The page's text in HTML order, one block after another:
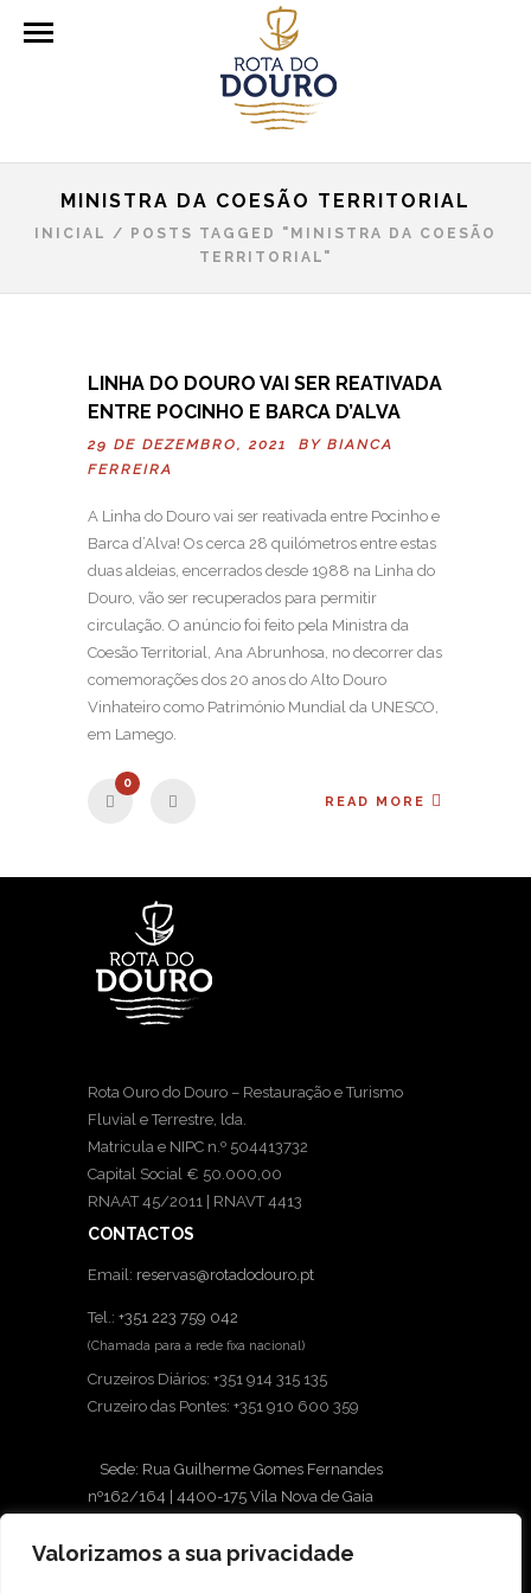
Valorizamos a sua privacidade
MINISTRA DA COESÃO TERRITORIAL
INICIAL /
POSTS TAGGED "MINISTRA DA COESÃO
TERRITORIAL"
LINHA DO DOURO VAI SER REATIVADA
ENTRE POCINHO E BARCA D’ALVA
29 DE DEZEMBRO, 2021 BY BIANCA
FERREIRA
A Linha do Douro vai ser reativada entre Pocinho e
Barca d’Alva! Os cerca 28 quilómetros entre estas
duas aldeias, encerrados desde 1988 na Linha do
Douro, vão ser recuperados para permitir
circulação. O anúncio foi feito pela Ministra da
Coesão Territorial, Ana Abrunhosa, no decorrer das
comemorações dos 20 anos do Alto Douro
Vinhateiro como Património Mundial da UNESCO,
em Lamego.
0
READ MORE
Rota Ouro do Douro – Restauração e Turismo
Fluvial e Terrestre, lda.
Matricula e NIPC n.º 504413732
Capital Social € 50.000,00
RNAAT 45/2011 | RNAVT 4413
CONTACTOS
Email: reservas@rotadodouro.pt
Tel.: +351 223 759 042
(Chamada para a rede fixa nacional)
Cruzeiros Diários: +351 914 315 135
Cruzeiro das Pontes: +351 910 600 359
Sede: Rua Guilherme Gomes Fernandes
nº162/164 | 4400-175 Vila Nova de Gaia
Nova de Gaia